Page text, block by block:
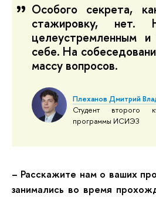
Особого секрета,
стажировку, нет.
целеустремленным
себе. На
массу вопросов.
Плеханов Дмитрий
Студент второго
программы ИСИЭЗ
– Расскажите нам о ваших
занимались во время